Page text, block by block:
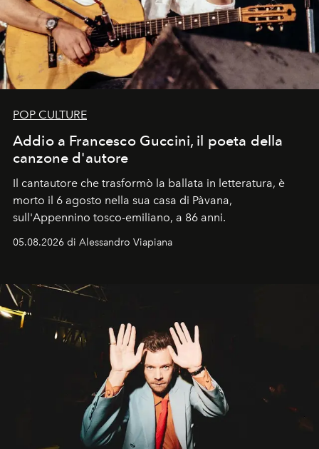
POP CULTURE
Addio a Francesco Guccini, il poeta della
canzone d'autore
Il cantautore che trasformò la ballata in letteratura, è
morto il 6 agosto nella sua casa di Pàvana,
sull'Appennino tosco-emiliano, a 86 anni.
05.08.2026 di Alessandro Viapiana